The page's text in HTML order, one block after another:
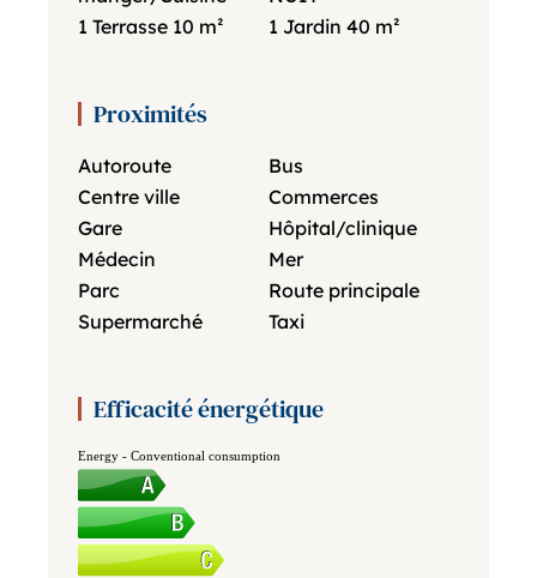
1 Terrasse 10 m² 1 Jardin 40 m²
Proximités
Autoroute
Bus
Centre ville
Commerces
Gare
Hôpital/clinique
Médecin
Mer
Parc
Route principale
Supermarché
Taxi
Efficacité énergétique